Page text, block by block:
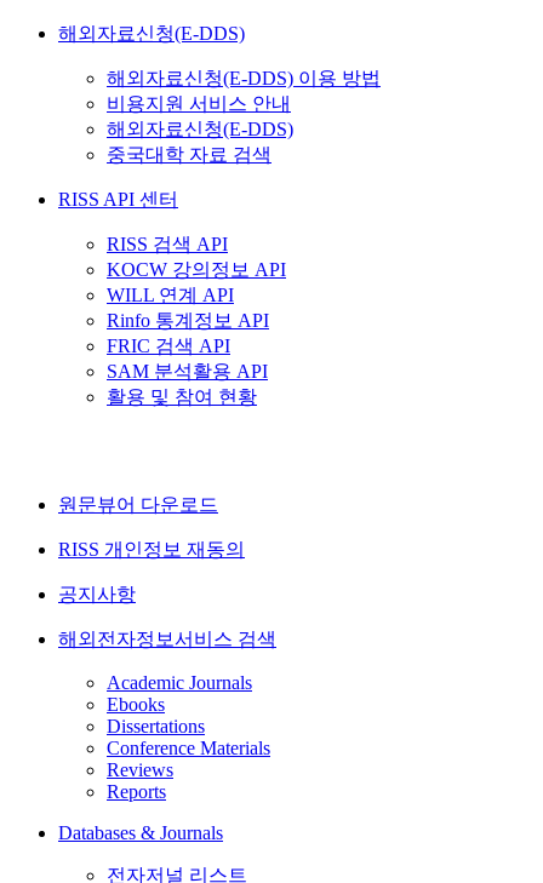
해외자료신청(E-DDS)
해외자료신청(E-DDS) 이용 방법
비용지원 서비스 안내
해외자료신청(E-DDS)
중국대학 자료 검색
RISS API 센터
RISS 검색 API
KOCW 강의정보 API
WILL 연계 API
Rinfo 통계정보 API
FRIC 검색 API
SAM 분석활용 API
활용 및 참여 현황
원문뷰어 다운로드
RISS 개인정보 재동의
공지사항
해외전자정보서비스 검색
Academic Journals
Ebooks
Dissertations
Conference Materials
Reviews
Reports
Databases & Journals
전자저널 리스트